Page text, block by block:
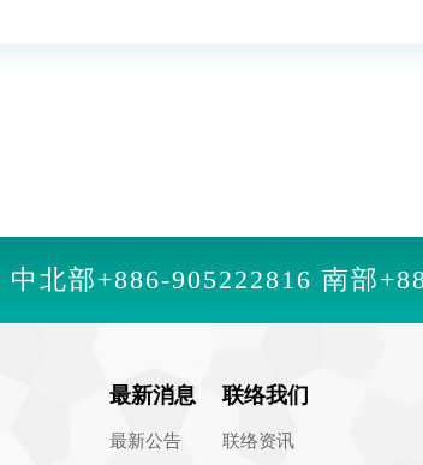
中北部+886-905222816 南部
最新消息
最新公告
联络我们
联络资讯